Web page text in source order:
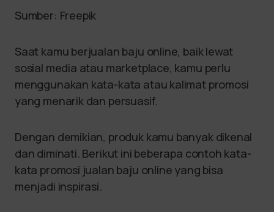
Sumber: Freepik
Saat kamu berjualan baju online, baik lewat
sosial media atau marketplace, kamu perlu
menggunakan kata-kata atau kalimat promosi
yang menarik dan persuasif.
Dengan demikian, produk kamu banyak dikenal
dan diminati. Berikut ini beberapa contoh kata-
kata promosi jualan baju online yang bisa
menjadi inspirasi.